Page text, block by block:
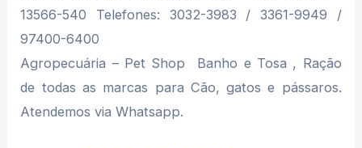
13566-540 Telefones: 3032-3983 / 3361-9949 /
97400-6400
Agropecuária – Pet Shop  Banho e Tosa , Ração
de todas as marcas para Cão, gatos e pássaros.
Atendemos via Whatsapp.